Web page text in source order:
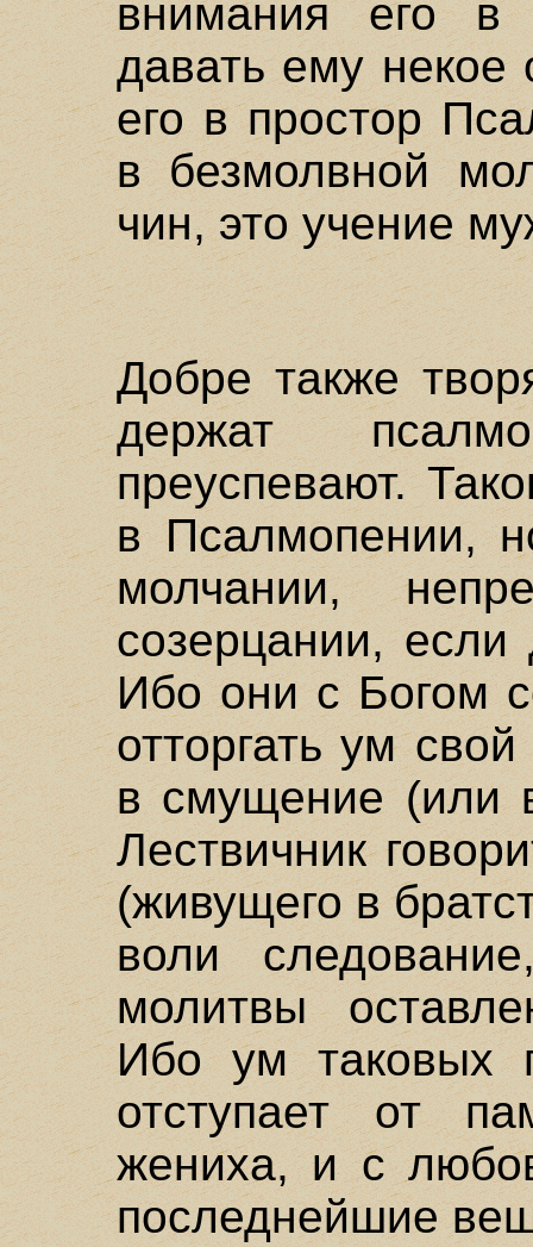
внимания его в
давать ему некое
его в простор
в безмолвной
чин, это учение
Добре также
держат
преуспевают.
в Псалмопении,
молчании,
созерцании, если
Ибо они с Богом
отторгать ум
в смущение (или
Лествичник
(живущего в
воли
молитвы
Ибо ум таковых
отступает от
жениха, и с
последнейшие